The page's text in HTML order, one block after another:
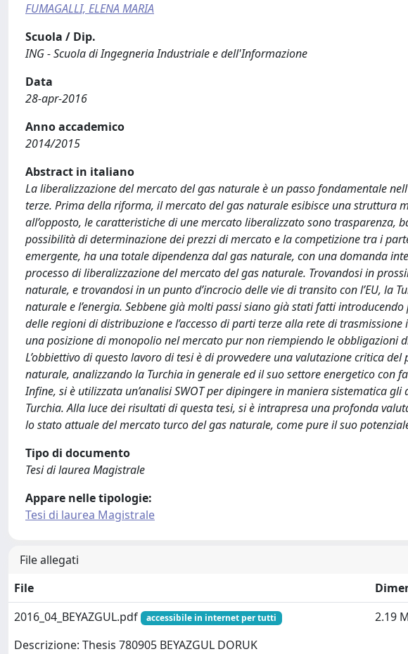
FUMAGALLI, ELENA MARIA
Scuola / Dip.
ING - Scuola di Ingegneria Industriale e dell'Informazione
Data
28-apr-2016
Anno accademico
2014/2015
Abstract in italiano
La liberalizzazione del mercato del gas naturale è un passo fondamentale
terze. Prima della riforma, il mercato del gas naturale esibisce una struttura
all’opposto, le caratteristiche di une mercato liberalizzato sono trasparenza,
possibilità di determinazione dei prezzi di mercato e la competizione tra i
emergente, ha una totale dipendenza dal gas naturale, con una domanda
processo di liberalizzazione del mercato del gas naturale. Trovandosi in
naturale, e trovandosi in un punto d’incrocio delle vie di transito con l’EU, la
naturale e l’energia. Sebbene già molti passi siano già stati fatti
delle regioni di distribuzione e l’accesso di parti terze alla rete di
una posizione di monopolio nel mercato pur non riempiendo le obbligazioni
L’obbiettivo di questo lavoro di tesi è di provvedere una valutazione critica
naturale, analizzando la Turchia in generale ed il suo settore energetico con
Infine, si è utilizzata un’analisi SWOT per dipingere in maniera sistematica
Turchia. Alla luce dei risultati di questa tesi, si è intrapresa una profonda
lo stato attuale del mercato turco del gas naturale, come pure il suo
Tipo di documento
Tesi di laurea Magistrale
Appare nelle tipologie:
Tesi di laurea Magistrale
File allegati
File
2016_04_BEYAZGUL.pdf
accessibile in internet per tutti
Descrizione: Thesis 780905 BEYAZGUL DORUK
2.19